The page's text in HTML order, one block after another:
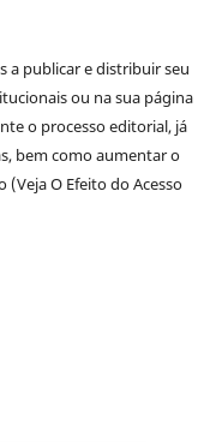
a publicar e distribuir seu
ou na sua página
o processo editorial, já
bem como aumentar o
O Efeito do Acesso